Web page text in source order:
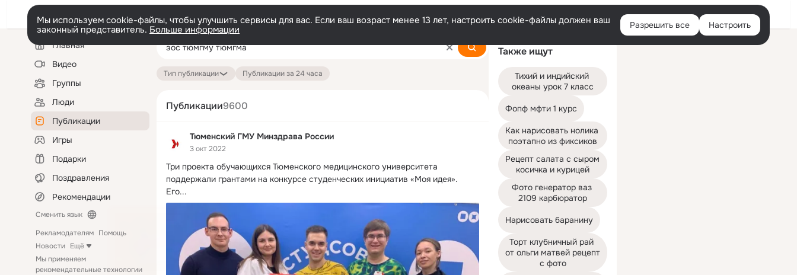
Войти
Мы используем cookie-файлы, чтобы улучшить сервисы для вас. Если ваш возраст менее 13 лет, настроить cookie-файлы должен ваш
законный представитель. Больше информации Разрешить все Настроить
Левая
колонкаГлавная
Видео
Группы
Люди
Публикации
Игры
Подарки
Поздравления
Рекомендации
Сменить язык
Рекламодателям Помощь
Новости Ещё
Мы применяем
рекомендательные технологии
Также ищут
Тихий и индийский
океаны урок 7 класс
Фопф мфти 1 курс
Как нарисовать нолика
поэтапно из фиксиков
Рецепт салата с сыром
косичка и курицей
Фото генератор ваз
2109 карбюратор
Нарисовать баранину
Торт клубничный рай
от ольги матвей рецепт
с фото
Тип публикации
Публикации за 24 часа
Публикации9600
Тюменский ГМУ Минздрава России
3 окт 2022
Три проекта обучающихся Тюменского медицинского университета
поддержали грантами на конкурсе студенческих инициатив «Моя идея».
Его...